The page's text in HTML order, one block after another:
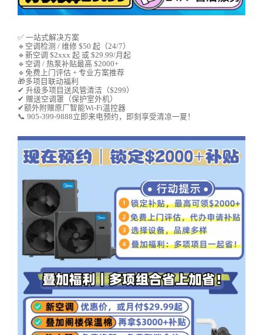
✅ 一站式解决方案
🔹空调检测 / 维修 $50 起（24/7）
🔹新空调 $2xxx 起 或 $29.99/月起
🔹空调 / 热泵补贴最高 $2000+
🔹免费上门评估 + 专业方案推荐
🎁多项目联动福利
✔ 升级多项目送风管清洁（$299）
✔ 赠送空调罩（保护室外机）
✔额外附赠原厂智能Wi-Fi温控器
📞 905-399-9888立即来电预约，即刻享受清凉一夏！